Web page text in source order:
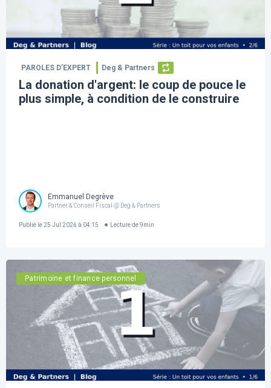
PAROLES D’EXPERT Deg & Partners
La donation d'argent: le coup de pouce le
plus simple, à condition de le construire
Emmanuel Degrève
Partner & Conseil Fiscal @ Deg & Partners
Publié le25 Jul 2026 à 04:15 Lecture de 9min
Patrimoine et finance personnel